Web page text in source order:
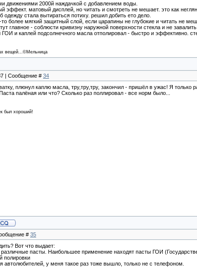
движениями 2000й наждачкой с добавлением воды.
эффект. матовый дисплей, но читать и смотреть не мешает. это как
стала вытираться потиху. решил добить ето дело.
то более мягкий защитный слой, если царапины не глубокие и читать не
главное - соблюсти кривизну наружной поверхности стекла и не
и каплей подсолнечного масла отполировал - быстро и эффективно.
вещей...©Мельница
| Сообщение # 34
плюнул каплю масла, тру,тру,тру, закончил - пришёл в ужас! Я
палёная или что? Сколько раз поллировал - все норм было...
был хороший!
# 35
Вот что выдает:
пасты. Наибольшее применение находят пасты ГОИ
полировки
автолюбителей, у меня такое раз тоже вышло, только не с телефоном.